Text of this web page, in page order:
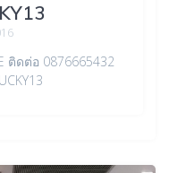
ติดต่อ 0876665432